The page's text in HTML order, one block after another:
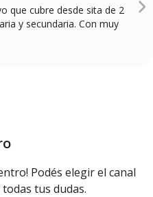
que cubre desde sita de 2
y secundaria. Con muy
Podés elegir el canal
tus dudas.